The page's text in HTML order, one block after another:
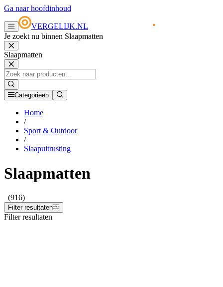
Ga naar hoofdinhoud
VERGELIJK.NL
Je zoekt nu binnen Slaapmatten
Slaapmatten
Categorieën
Home
/
Sport & Outdoor
/
Slaapuitrusting
Slaapmatten
(916)
Filter resultaten
Filter resultaten